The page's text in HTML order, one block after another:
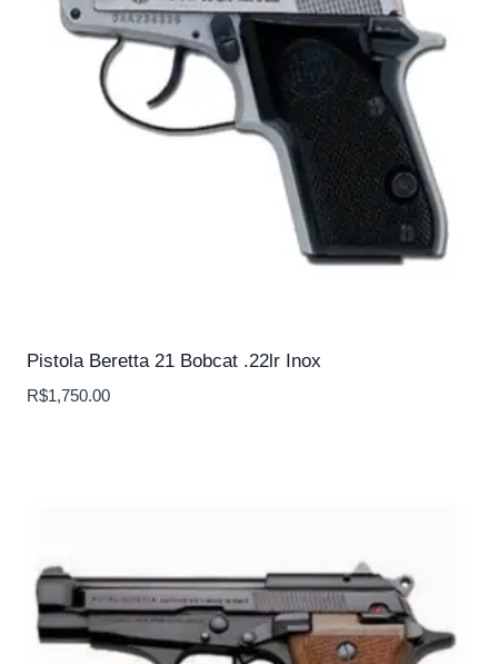
Pistola Beretta 21 Bobcat .22lr Inox
R$1,750.00